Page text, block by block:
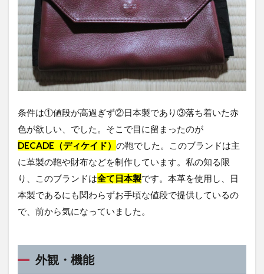
条件は①値段が高過ぎず②日本製であり③落ち着いた赤
色が欲しい、でした。そこで目に留まったのが
DECADE （ディケイド） の鞄でした。このブランドは主
に革製の鞄や財布などを制作しています。私の知る限
り、このブランドは全て日本製です。本革を使用し、日
本製であるにも関わらずお手頃な値段で提供しているの
で、前から気になっていました。
外観・機能